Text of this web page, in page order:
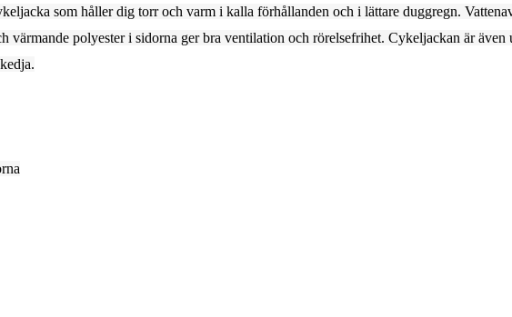
som håller dig torr och varm i kalla förhållanden och i lättare duggregn.
värmande polyester i sidorna ger bra ventilation och rörelsefrihet. Cykeljackan är